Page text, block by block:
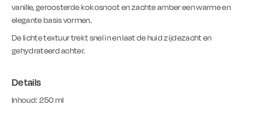
vanille, geroosterde kokosnoot en zachte amber een warme en
elegante basis vormen.
De lichte textuur trekt snel in en laat de huid zijdezacht en
gehydrateerd achter.
Details
Inhoud: 250 ml